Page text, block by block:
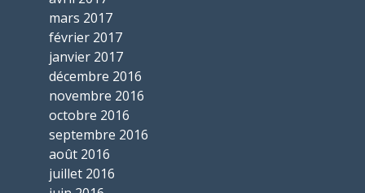
mars 2017
février 2017
janvier 2017
décembre 2016
novembre 2016
octobre 2016
septembre 2016
août 2016
juillet 2016